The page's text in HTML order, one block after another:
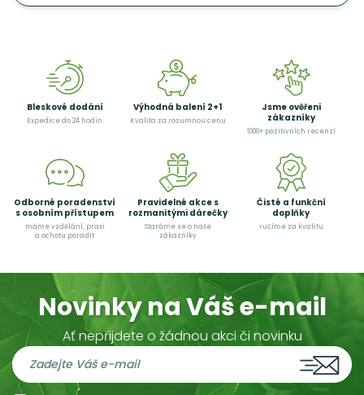
Bleskové dodání
Expedice do 24 hodin
Výhodná balení 2+1
Kvalita za rozumnou cenu
Jsme ověřeni
zákazníky
1000+ pozitivních recenzí
Odborné poradenství
s osobním přístupem
máme vzdělání, praxi
a ochotu poradit
Pravidelné akce s
rozmanitými dárečky
Staráme se o naše
zákazníky
Čisté a funkční
doplňky
ručíme za kvalitu
Novinky na Váš e-mail
Ať nepřijdete o žádnou akci či novinku